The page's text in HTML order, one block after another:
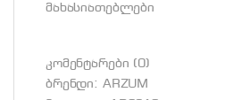
მახასიათებლები
კომენტარები (0)
ბრენდი: ARZUM